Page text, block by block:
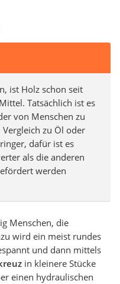
ist Holz schon seit
Tatsächlich ist es
von Menschen zu
zu Öl oder
dafür ist es
als die anderen
werden
Menschen, die
wird ein meist rundes
und dann mittels
in kleinere Stücke
einen hydraulischen